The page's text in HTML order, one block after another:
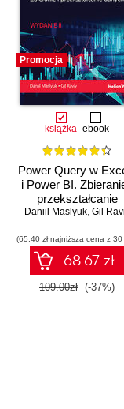
Promocja
książka ebook
Power Query w
i Power BI.
przekształcanie
danych. Wydanie
Daniil Maslyuk, Gil
(65,40 zł najniższa cena z 30
68.67 zł
109.00zł (-37%)